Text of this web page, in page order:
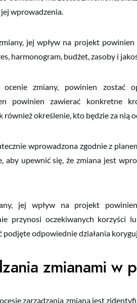
wprowadzenia.
jej wpływ na projekt powinien
harmonogram, budżet, zasoby i
zmiany, powinien zostać
powinien zawierać konkretne
również określenie, kto będzie za nią
wprowadzona zgodnie z
upewnić się, że zmiana jest
jej wpływ na projekt
przynosi oczekiwanych korzyści
odpowiednie działania
zmianami w
zarządzania zmianą jest